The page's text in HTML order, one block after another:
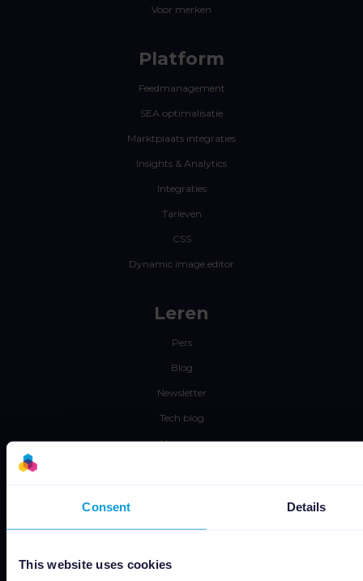
Consent Details
This website uses cookies
Voor merken
Platform
Feedmanagement
SEA optimalisatie
Marktplaats integraties
Insights & Analytics
Integraties
Tarieven
CSS
Dynamic image editor
Leren
Pers
Blog
Newsletter
Tech blog
Use cases
Werken bij